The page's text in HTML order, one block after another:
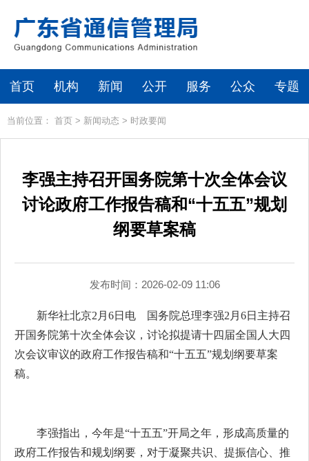
首页 机构 新闻 公开 服务 公众 专题
当前位置： 首页 > 新闻动态 > 时政要闻
李强主持召开国务院第十次全体会议
讨论政府工作报告稿和“十五五”规划
纲要草案稿
发布时间：2026-02-09 11:06
新华社北京2月6日电 国务院总理李强2月6日主持召
开国务院第十次全体会议，讨论拟提请十四届全国人大四
次会议审议的政府工作报告稿和“十五五”规划纲要草案
稿。
李强指出，今年是“十五五”开局之年，形成高质量的
政府工作报告和规划纲要，对于凝聚共识、提振信心、推